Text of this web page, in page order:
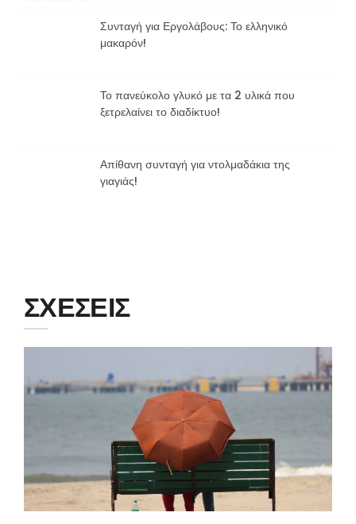
Συνταγή για Εργολάβους: Το ελληνικό
μακαρόν!
Το πανεύκολο γλυκό με τα 2 υλικά που
ξετρελαίνει το διαδίκτυο!
Απίθανη συνταγή για ντολμαδάκια της
γιαγιάς!
ΣΧΕΣΕΙΣ